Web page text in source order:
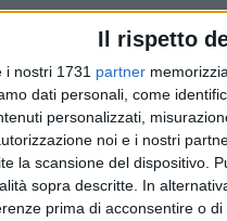
Il rispetto
i nostri 1731 partner
dati personali, come
personalizzati,
noi e i nostri
la scansione del dispositivo.
sopra descritte. In
prima di acconsentire o di